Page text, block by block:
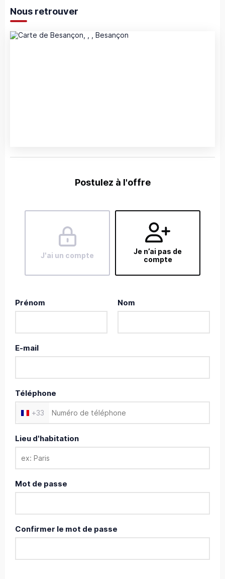
Nous retrouver
Postulez à l'offre
J'ai un compte
Je n’ai pas de
compte
Prénom Nom
E-mail
Téléphone
+33
Lieu d'habitation
Mot de passe
Confirmer le mot de passe